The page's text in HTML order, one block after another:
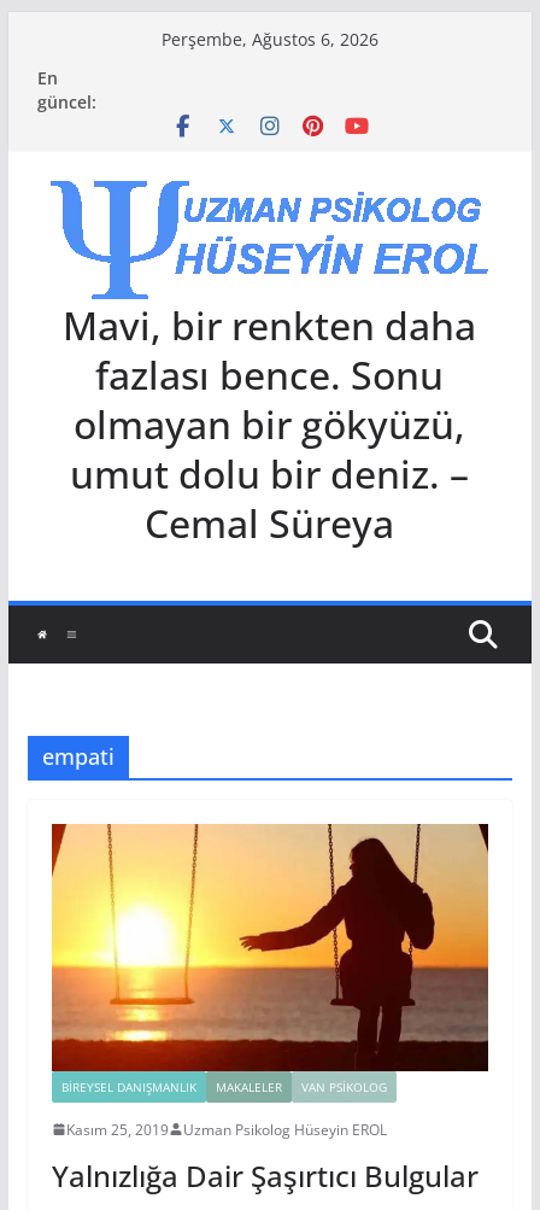
content
Perşembe, Ağustos 6, 2026
En
güncel:
Mavi, bir renkten daha
fazlası bence. Sonu
olmayan bir gökyüzü,
umut dolu bir deniz. –
Cemal Süreya
empati
BIREYSEL DANIŞMANLIK MAKALELER VAN PSIKOLOG
Kasım 25, 2019 Uzman Psikolog Hüseyin EROL
Yalnızlığa Dair Şaşırtıcı Bulgular